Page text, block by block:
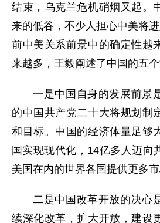
结束，乌克兰危机硝烟又起。
来的低谷，不少人担心中美将进
前中美关系前景中的确定性越
来越多，王毅阐述了中国的五个
一是中国自身的发展前景
的中国共产党二十大将规划制
和目标。中国的经济体量足够
国实现现代化，14亿多人迈向
美国在内的世界各国提供更多市
二是中国改革开放的决心
续深化改革，扩大开放，建设